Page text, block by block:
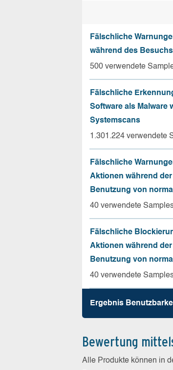
Fälschliche
während des
500 verwendete
Fälschliche
Software als Malware
Systemscans
1.301.224 verwendete
Fälschliche
Aktionen während
Benutzung von
40 verwendete
Fälschliche
Aktionen während
Benutzung von
40 verwendete
Ergebnis
Bewertung
Alle Produkte können in